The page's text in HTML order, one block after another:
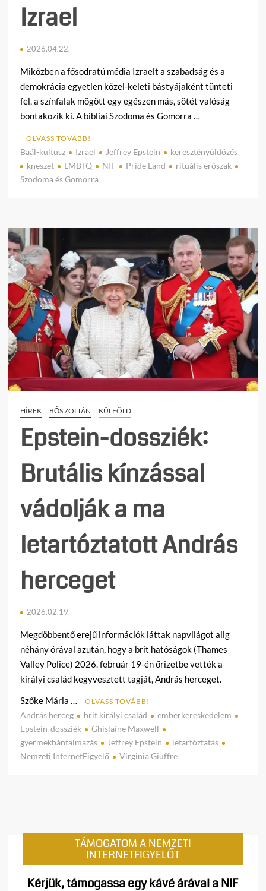
Izrael
2026.04.22.
Miközben a fősodratú média Izraelt a szabadság és a
demokrácia egyetlen közel-keleti bástyájaként tünteti
fel, a színfalak mögött egy egészen más, sötét valóság
bontakozik ki. A bibliai Szodoma és Gomorra …
OLVASS TOVÁBB!
Baál-kultusz Izrael Jeffrey Epstein
keresztényüldözés
kneszet
LMBTQ NIF Pride Land
rituális erőszak
Szodoma és Gomorra
n
t
on
A
Sátán
Izrael
HÍREK BŐS ZOLTÁN KÜLFÖLD
Epstein-dossziék:
Brutális kínzással
vádolják a ma
letartóztatott András
herceget
2026.02.19.
Megdöbbentő erejű információk láttak napvilágot alig
néhány órával azután, hogy a brit hatóságok (Thames
Valley Police) 2026. február 19-én őrizetbe vették a
királyi család kegyvesztett tagját, András herceget.
Szőke Mária …
OLVASS TOVÁBB!
András herceg brit királyi család
emberkereskedelem
Epstein-dossziék
Ghislaine Maxwell
gyermekbántalmazás
Jeffrey Epstein
letartóztatás
Nemzeti InternetFigyelő
Virginia Giuffre
TÁMOGATOM A NEMZETI
INTERNETFIGYELŐT
Kérjük, támogassa egy kávé árával a NIF